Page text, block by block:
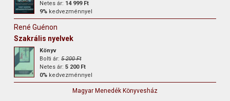
Netes ár: 14 999 Ft
9% kedvezménnyel
René Guénon
Szakrális nyelvek
Könyv
Bolti ár:5 200 Ft
Netes ár:5 200 Ft
0% kedvezménnyel
Magyar Menedék Könyvesház